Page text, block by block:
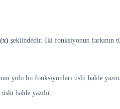
şeklindedir. İki fonksiyonun farkının
yolu bu fonksiyonları üslü halde
halde yazılır.